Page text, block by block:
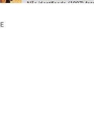
Não identificado (1997)